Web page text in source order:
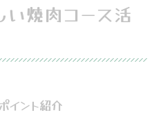
い焼肉コース活
イント紹介